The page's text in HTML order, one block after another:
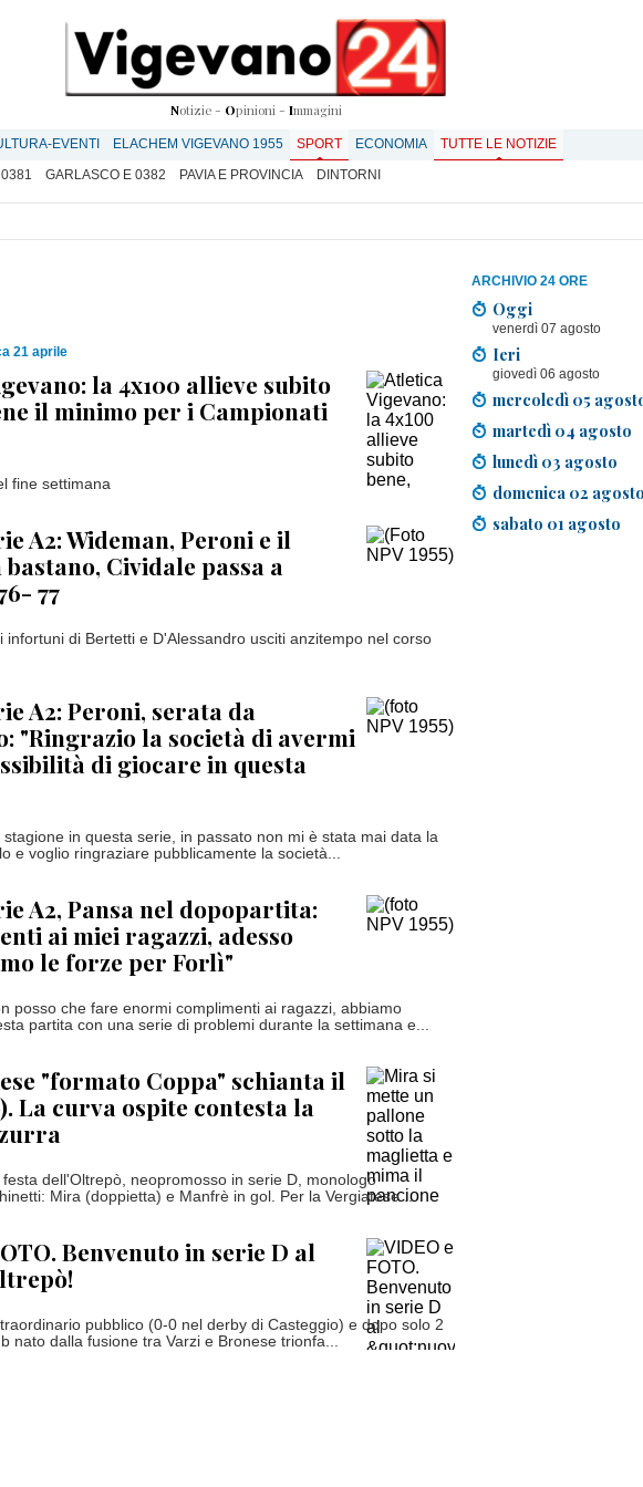
Notizie - Opinioni - Immagini
EVENTI ELACHEM VIGEVANO 1955 SPORT ECONOMIA
TUTTE LE NOTIZIE
GARLASCO E 0382 PAVIA E PROVINCIA DINTORNI
ARCHIVIO 24 ORE
Oggi
venerdì 07 agosto
Ieri
giovedì 06 agosto
mercoledì 05
martedì 04 agosto
lunedì 03 agosto
domenica 02 agosto
sabato 01 agosto
21 aprile
la 4x100 allieve subito
il minimo per i Campionati
fine settimana
A2: Wideman, Peroni e il
Cividale passa a
77
infortuni di Bertetti e D'Alessandro usciti anzitempo nel corso
A2: Peroni, serata da
"Ringrazio la società di avermi
di giocare in questa
in questa serie, in passato non mi è stata mai data la
e voglio ringraziare pubblicamente la società...
A2, Pansa nel dopopartita:
ai miei ragazzi, adesso
le forze per Forlì"
posso che fare enormi complimenti ai ragazzi, abbiamo
partita con una serie di problemi durante la settimana e...
"formato Coppa" schianta il
La curva ospite contesta la
dell'Oltrepò, neopromosso in serie D, monologo
Mira (doppietta) e Manfrè in gol. Per la Vergiatese...
Benvenuto in serie D al
pubblico (0-0 nel derby di Casteggio) e dopo solo 2
nato dalla fusione tra Varzi e Bronese trionfa...